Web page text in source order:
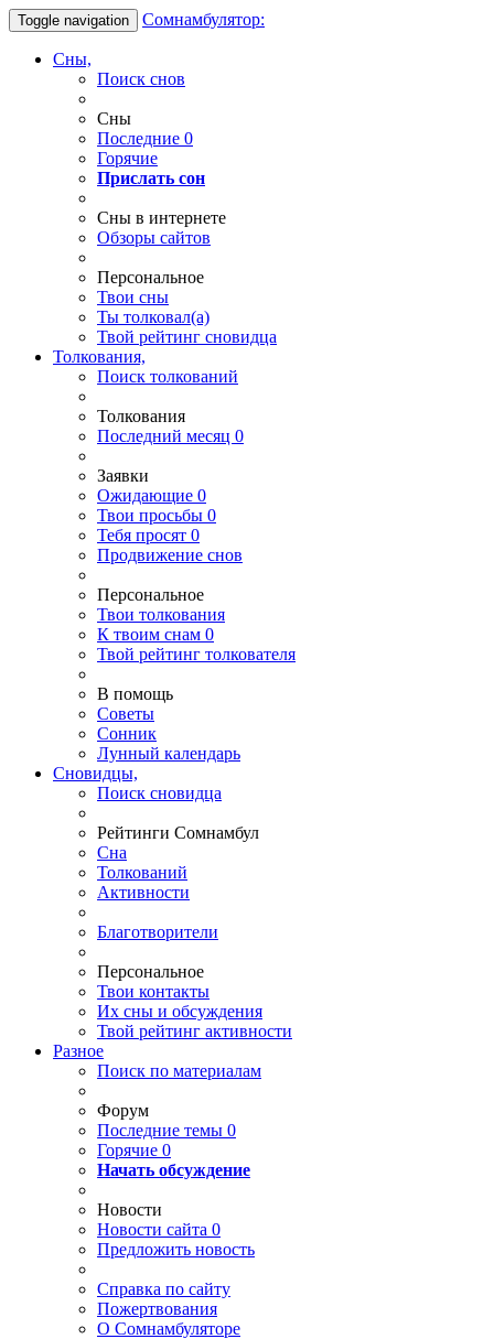
Toggle navigation Сомнамбулятор:
Сны,
Поиск снов
Сны
Последние 0
Горячие
Прислать сон
Сны в интернете
Обзоры сайтов
Персональное
Твои сны
Ты толковал(а)
Твой рейтинг сновидца
Толкования,
Поиск толкований
Толкования
Последний месяц 0
Заявки
Ожидающие 0
Твои просьбы 0
Тебя просят 0
Продвижение снов
Персональное
Твои толкования
К твоим снам 0
Твой рейтинг толкователя
В помощь
Советы
Сонник
Лунный календарь
Сновидцы,
Поиск сновидца
Рейтинги Сомнамбул
Сна
Толкований
Активности
Благотворители
Персональное
Твои контакты
Их сны и обсуждения
Твой рейтинг активности
Разное
Поиск по материалам
Форум
Последние темы 0
Горячие 0
Начать обсуждение
Новости
Новости сайта 0
Предложить новость
Справка по сайту
Пожертвования
О Сомнамбуляторе